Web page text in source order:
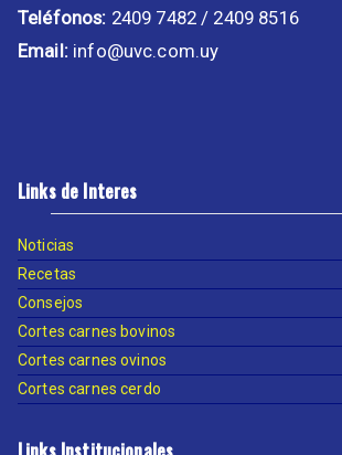
Teléfonos: 2409 7482 / 2409 8516
Email:info@uvc.com.uy
Links de Interes
Noticias
Recetas
Consejos
Cortes carnes bovinos
Cortes carnes ovinos
Cortes carnes cerdo